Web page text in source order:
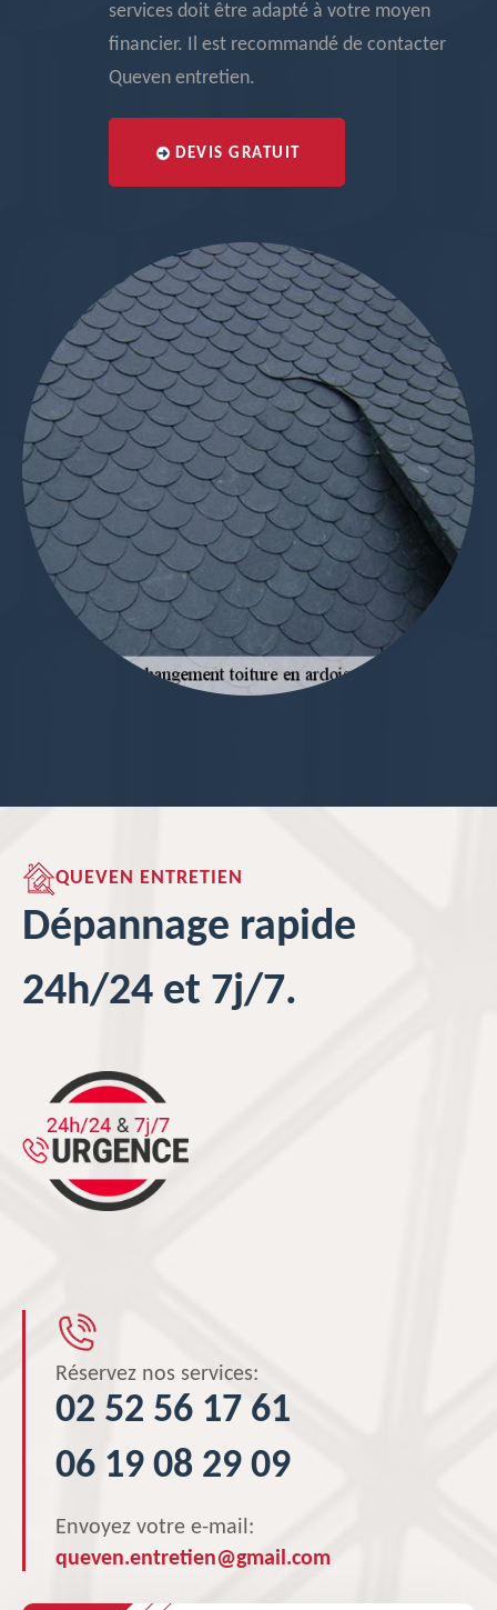
services doit être adapté à votre moyen
financier. Il est recommandé de contacter
Queven entretien.
DEVIS GRATUIT
QUEVEN ENTRETIEN
Dépannage rapide
24h/24 et 7j/7.
Réservez nos services:
02 52 56 17 61
06 19 08 29 09
Envoyez votre e-mail:
queven.entretien@gmail.com